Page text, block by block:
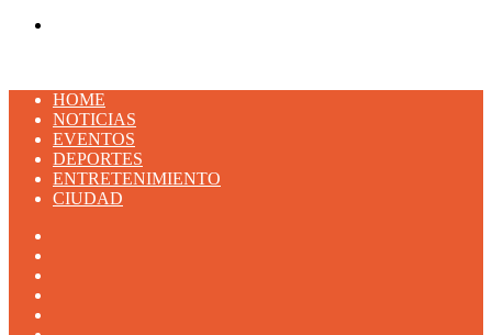
HOME
NOTICIAS
EVENTOS
DEPORTES
ENTRETENIMIENTO
CIUDAD